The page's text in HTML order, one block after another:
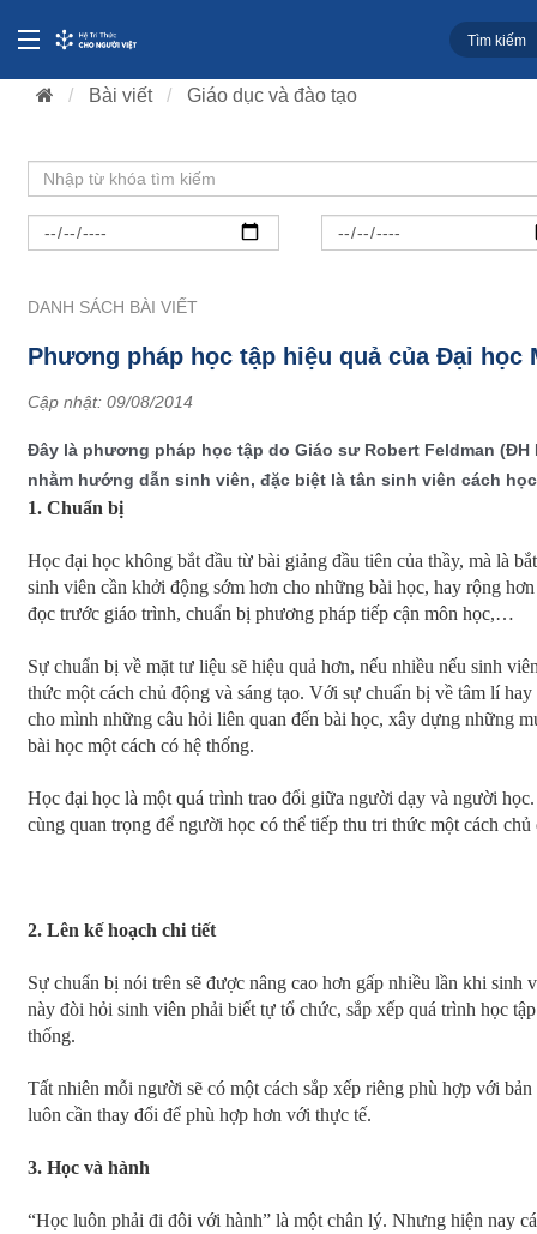
Bài viết Giáo dục và đào tạo
DANH SÁCH BÀI VIẾT
Phương pháp học tập hiệu quả của Đại học
Cập nhật: 09/08/2014
Đây là phương pháp học tập do Giáo sư Robert Feldman
nhằm hướng dẫn sinh viên, đặc biệt là tân sinh viên cách
1. Chuẩn bị
Học đại học không bắt đầu từ bài giảng đầu tiên của thầy, mà là
sinh viên cần khởi động sớm hơn cho những bài học, hay rộng
đọc trước giáo trình, chuẩn bị phương pháp tiếp cận môn học,…
Sự chuẩn bị về mặt tư liệu sẽ hiệu quả hơn, nếu nhiều nếu sinh
thức một cách chủ động và sáng tạo. Với sự chuẩn bị về tâm lí
cho mình những câu hỏi liên quan đến bài học, xây dựng những
bài học một cách có hệ thống.
Học đại học là một quá trình trao đổi giữa người dạy và người
cùng quan trọng để người học có thể tiếp thu tri thức một cách
2. Lên kế hoạch chi tiết
Sự chuẩn bị nói trên sẽ được nâng cao hơn gấp nhiều lần khi
này đòi hỏi sinh viên phải biết tự tổ chức, sắp xếp quá trình học
thống.
Tất nhiên mỗi người sẽ có một cách sắp xếp riêng phù hợp với
luôn cần thay đổi để phù hợp hơn với thực tế.
3. Học và hành
“Học luôn phải đi đôi với hành” là một chân lý. Nhưng hiện nay